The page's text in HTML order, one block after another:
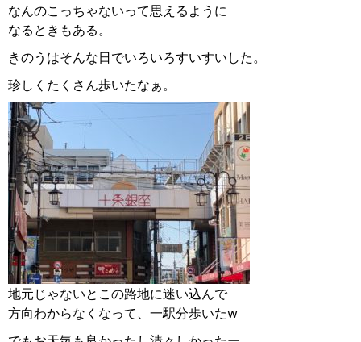
なんのこっちゃないって思えるように
なるときもある。
きのうはそんな日でいろいろすいすいした。
珍しくたくさん歩いたなぁ。
地元じゃないとこの路地に迷い込んで
方向わからなくなって、一駅分歩いたw